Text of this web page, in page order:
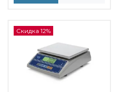
Скидка 12%